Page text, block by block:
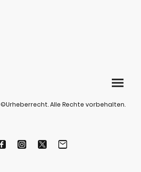
©Urheberrecht. Alle Rechte vorbehalten.